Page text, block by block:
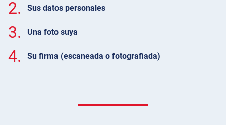
2. Sus datos personales
3. Una foto suya
4. Su firma (escaneada o fotografiada)